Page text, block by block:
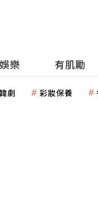
樂 有肌勵
劇 彩妝保養